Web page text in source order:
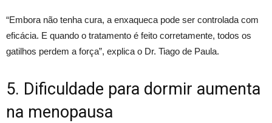
“Embora não tenha cura, a enxaqueca pode ser controlada com
eficácia. E quando o tratamento é feito corretamente, todos os
gatilhos perdem a força”, explica o Dr. Tiago de Paula.
5. Dificuldade para dormir aumenta
na menopausa